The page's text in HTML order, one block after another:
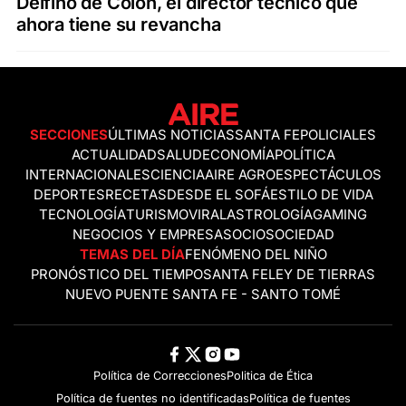
ahora tiene su revancha
SECCIONESÚLTIMAS NOTICIASSANTA FEPOLICIALES
ACTUALIDADSALUDECONOMÍAPOLÍTICA
INTERNACIONALESCIENCIAAIRE AGROESPECTÁCULOS
DEPORTESRECETASDESDE EL SOFÁESTILO DE VIDA
TECNOLOGÍATURISMOVIRALASTROLOGÍAGAMING
NEGOCIOS Y EMPRESASOCIOSOCIEDAD
TEMAS DEL DÍAFENÓMENO DEL NIÑO
PRONÓSTICO DEL TIEMPOSANTA FELEY DE TIERRAS
NUEVO PUENTE SANTA FE - SANTO TOMÉ
Política de CorreccionesPolitica de Ética
Política de fuentes no identificadasPolítica de fuentes